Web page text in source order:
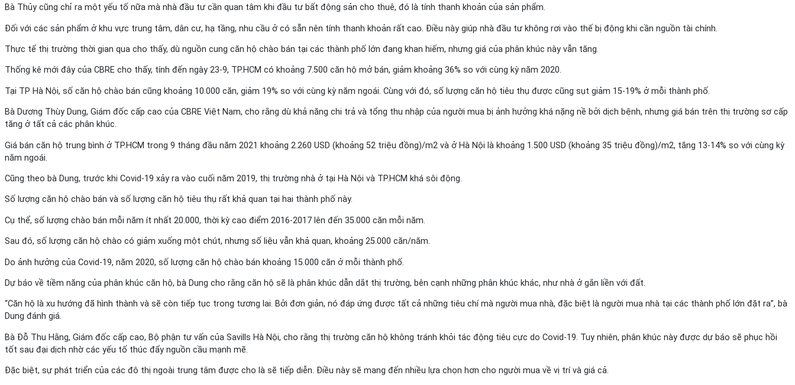
Bà Thủy cũng chỉ ra một yếu tố nữa mà nhà đầu tư cần quan tâm khi đầu tư bất động sản cho thuê, đó là tính thanh khoản của sản phẩm.
Đối với các sản phẩm ở khu vực trung tâm, dân cư, hạ tầng, nhu cầu ở có sẵn nên tính thanh khoản rất cao. Điều này giúp nhà đầu tư không rơi vào thế bị động khi cần nguồn tài chính.
Thực tế thị trường thời gian qua cho thấy, dù nguồn cung căn hộ chào bán tại các thành phố lớn đang khan hiếm, nhưng giá của phân khúc này vẫn tăng.
Thống kê mới đây của CBRE cho thấy, tính đến ngày 23-9, TP.HCM có khoảng 7.500 căn hộ mở bán, giảm khoảng 36% so với cùng kỳ năm 2020.
Tại TP Hà Nội, số căn hộ chào bán cũng khoảng 10.000 căn, giảm 19% so với cùng kỳ năm ngoái. Cùng với đó, số lượng căn hộ tiêu thụ được cũng sụt giảm 15-19% ở mỗi thành phố.
Bà Dương Thùy Dung, Giám đốc cấp cao của CBRE Việt Nam, cho rằng dù khả năng chi trả và tổng thu nhập của người mua bị ảnh hưởng khá nặng nề bởi dịch bệnh, nhưng giá bán trên thị trường sơ cấp
tăng ở tất cả các phân khúc.
Giá bán căn hộ trung bình ở TP.HCM trong 9 tháng đầu năm 2021 khoảng 2.260 USD (khoảng 52 triệu đồng)/m2 và ở Hà Nội là khoảng 1.500 USD (khoảng 35 triệu đồng)/m2, tăng 13-14% so với cùng kỳ
năm ngoái.
Cũng theo bà Dung, trước khi Covid-19 xảy ra vào cuối năm 2019, thị trường nhà ở tại Hà Nội và TP.HCM khá sôi động.
Số lượng căn hộ chào bán và số lượng căn hộ tiêu thụ rất khả quan tại hai thành phố này.
Cụ thể, số lượng chào bán mỗi năm ít nhất 20.000, thời kỳ cao điểm 2016-2017 lên đến 35.000 căn mỗi năm.
Sau đó, số lượng căn hộ chào có giảm xuống một chút, nhưng số liệu vẫn khả quan, khoảng 25.000 căn/năm.
Do ảnh hưởng của Covid-19, năm 2020, số lượng căn hộ chào bán khoảng 15.000 căn ở mỗi thành phố.
Dự báo về tiềm năng của phân khúc căn hộ, bà Dung cho rằng căn hộ sẽ là phân khúc dẫn dắt thị trường, bên cạnh những phân khúc khác, như nhà ở gắn liền với đất.
“Căn hộ là xu hướng đã hình thành và sẽ còn tiếp tục trong tương lai. Bởi đơn giản, nó đáp ứng được tất cả những tiêu chí mà người mua nhà, đặc biệt là người mua nhà tại các thành phố lớn đặt ra”, bà
Dung đánh giá.
Bà Đỗ Thu Hằng, Giám đốc cấp cao, Bộ phận tư vấn của Savills Hà Nội, cho rằng thị trường căn hộ không tránh khỏi tác động tiêu cực do Covid-19. Tuy nhiên, phân khúc này được dự báo sẽ phục hồi
tốt sau đại dịch nhờ các yếu tố thúc đẩy nguồn cầu mạnh mẽ.
Đặc biệt, sự phát triển của các đô thị ngoài trung tâm được cho là sẽ tiếp diễn. Điều này sẽ mang đến nhiều lựa chọn hơn cho người mua về vị trí và giá cả.